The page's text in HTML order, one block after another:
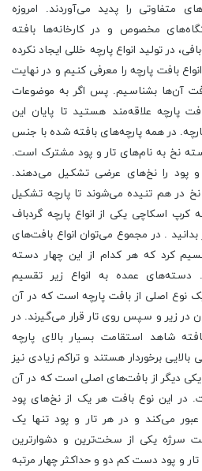
متفاوتی را پدید می‌آوردند. امروزه
مخصوص و در کارخانه‌ها بافته
در تولید انواع پارچه خللی ایجاد نکرده
بافت پارچه را معرفی کنیم و در نهایت
آن‌ها بشناسیم. پس اگر به موضوعات
علاقه‌مند هستید تا پایان این
در همه پارچه‌های بافته شده با جنس
نخ به نام‌های تار و پود مشترک است.
و پود را نخ‌های عرضی تشکیل می‌دهند.
در هم تنیده می‌شوند تا پارچه تشکیل
کرپ اسکاچی یکی از انواع پارچه گردباف
بدانید . در مجموع می‌توان انواع بافت‌های
کرد که هر کدام از این چهار دسته
دسته‌های عمده به انواع زیر تقسیم
نوع اصلی از بافت پارچه است که در آن
در زیر و سپس روی تار قرار می‌گیرند. در
شاهد استقامت بسیار بالای پارچه
برخوردار هستند و تراکم زیادی نیز
یکی دیگر از بافت‌های اصلی است که در آن
در این نوع بافت هر یک از نخ‌های پود
می‌کند و در هر تار و پود تنها یک
سرژه یکی از سخت‌ترین و دشوارترین
و پود دست کم دو و حداکثر چهار مرتبه